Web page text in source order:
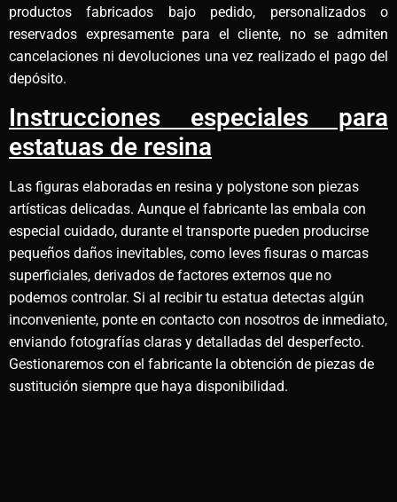
productos fabricados bajo pedido, personalizados o
reservados expresamente para el cliente, no se admiten
cancelaciones ni devoluciones una vez realizado el pago del
depósito.
Instrucciones especiales para
estatuas de resina
Las figuras elaboradas en resina y polystone son piezas
artísticas delicadas. Aunque el fabricante las embala con
especial cuidado, durante el transporte pueden producirse
pequeños daños inevitables, como leves fisuras o marcas
superficiales, derivados de factores externos que no
podemos controlar. Si al recibir tu estatua detectas algún
inconveniente, ponte en contacto con nosotros de inmediato,
enviando fotografías claras y detalladas del desperfecto.
Gestionaremos con el fabricante la obtención de piezas de
sustitución siempre que haya disponibilidad.